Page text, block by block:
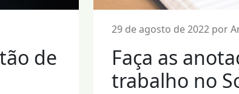
de
29 de agosto de 2022 por
Faça as
trabalho no